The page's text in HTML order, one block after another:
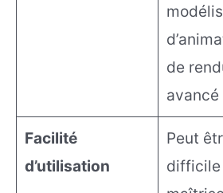
de
avancé
Facilité
d’utilisation
Peut
difficile